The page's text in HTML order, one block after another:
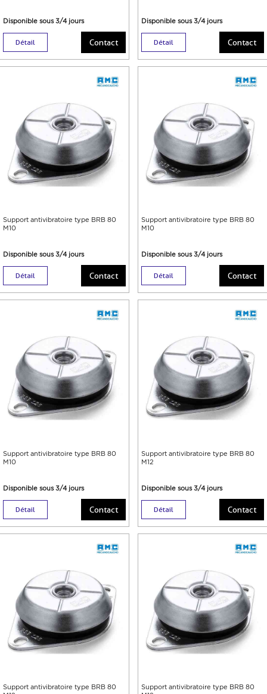
Disponible sous 3/4 jours
Détail Contact
Disponible sous 3/4 jours
Détail Contact
Support antivibratoire type BRB 80
M10
Disponible sous 3/4 jours
Détail Contact
Support antivibratoire type BRB 80
M10
Disponible sous 3/4 jours
Détail Contact
Support antivibratoire type BRB 80
M10
Disponible sous 3/4 jours
Détail Contact
Support antivibratoire type BRB 80
M12
Disponible sous 3/4 jours
Détail Contact
Support antivibratoire type BRB 80
Support antivibratoire type BRB 80